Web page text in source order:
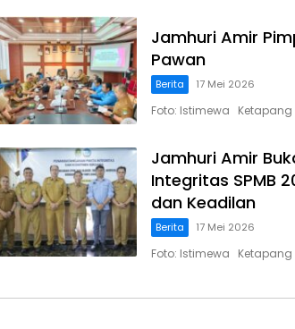
Jamhuri Amir
Pawan
Berita 17 Mei 2026
Foto: Istimewa Ketapang
Jamhuri Amir
Integritas SPMB
dan Keadilan
Berita 17 Mei 2026
Foto: Istimewa Ketapang